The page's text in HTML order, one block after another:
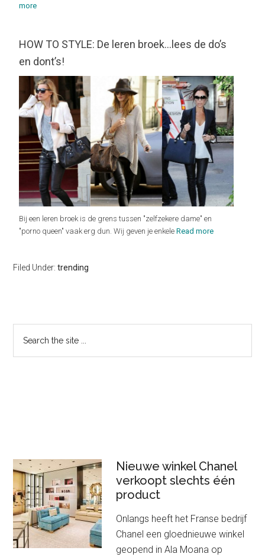
more
HOW TO STYLE: De leren broek…lees de do’s
en dont’s!
Bij een leren broek is de grens tussen "zelfzekere dame" en
"porno queen" vaak erg dun. Wij geven je enkeleRead more
Filed Under:trending
Primary
Sidebar
the
Nieuwe winkel Chanel
verkoopt slechts één
product
Onlangs heeft het Franse bedrijf
Chanel een gloednieuwe winkel
geopend in Ala Moana op